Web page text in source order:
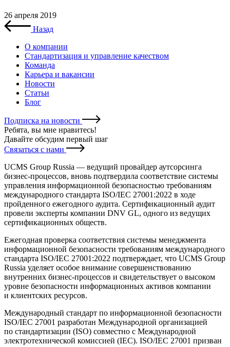
26 апреля 2019
Назад
О компании
Стандартизация и управление качеством
Команда
Карьера и вакансии
Новости
Статьи
Блог
Подписка на новости
Ребята, вы мне нравитесь!
Давайте обсудим первый шаг
Связаться с нами
UCMS Group Russia — ведущий провайдер аутсорсинга
бизнес-процессов, вновь подтвердила соответствие системы
управления информационной безопасностью требованиям
международного стандарта ISO/IEC 27001:2022 в ходе
пройденного ежегодного аудита. Сертификационный аудит
провели эксперты компании DNV GL, одного из ведущих
сертификационных обществ.
Ежегодная проверка соответствия системы менеджмента
информационной безопасности требованиям международного
стандарта ISO/IEC 27001:2022 подтверждает, что UCMS Group
Russia уделяет особое внимание совершенствованию
внутренних бизнес-процессов и свидетельствует о высоком
уровне безопасности информационных активов компании
и клиентских ресурсов.
Международный стандарт по информационной безопасности
ISO/IEC 27001 разработан Международной организацией
по стандартизации (ISO) совместно с Международной
электротехнической комиссией (IEC). ISO/IEC 27001 призван